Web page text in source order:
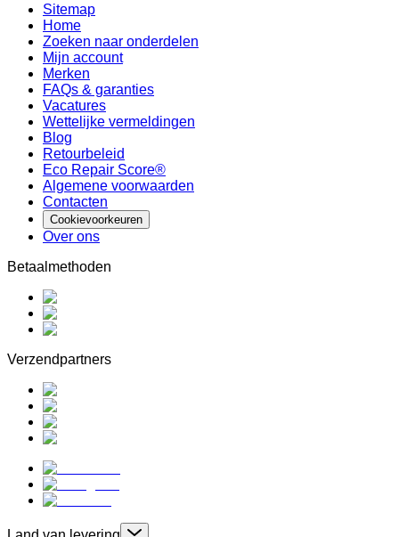
Sitemap
Home
Zoeken naar onderdelen
Mijn account
Merken
FAQs & garanties
Vacatures
Wettelijke vermeldingen
Blog
Retourbeleid
Eco Repair Score®
Algemene voorwaarden
Contacten
Cookievoorkeuren
Over ons
Betaalmethoden
Verzendpartners